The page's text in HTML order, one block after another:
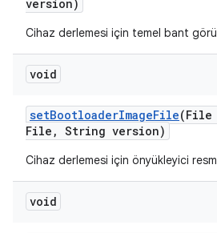
version)
Cihaz derlemesi için temel bant
void
setBootloaderImageFile(File
File , String version)
Cihaz derlemesi için önyükleyici
void